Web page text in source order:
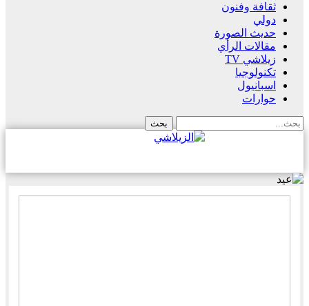
ثقافة وفنون
دولي
حديث الصورة
مقالات الرأي
زيلاشي TV
تكنولوجيا
اسبانيول
حوارات